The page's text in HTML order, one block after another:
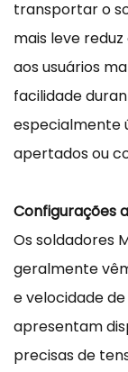
transportar o
mais leve
aos usuários
facilidade
especialmente
apertados ou
Configurações
Os soldadores
geralmente
e velocidade
apresentam
precisas de